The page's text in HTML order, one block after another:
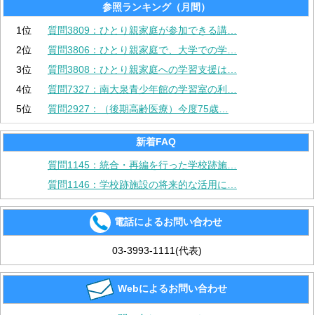
参照ランキング（月間）
1位
質問3809：ひとり親家庭が参加できる講…
2位
質問3806：ひとり親家庭で、大学での学…
3位
質問3808：ひとり親家庭への学習支援は…
4位
質問7327：南大泉青少年館の学習室の利…
5位
質問2927：（後期高齢医療）今度75歳…
新着FAQ
質問1145：統合・再編を行った学校跡施…
質問1146：学校跡施設の将来的な活用に…
電話によるお問い合わせ
03-3993-1111(代表)
Webによるお問い合わせ